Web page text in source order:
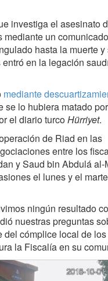
investiga el asesinato
un
hasta la muerte y
en la legación
mediante
se lo hubiera matado por
el diario turcoHürriyet.
de Riad en las
entre los
y Saud bin Abdulá al-
el lunes y el
ningún resultado
nuestras preguntas
del cómplice local de los
la Fiscalía en su